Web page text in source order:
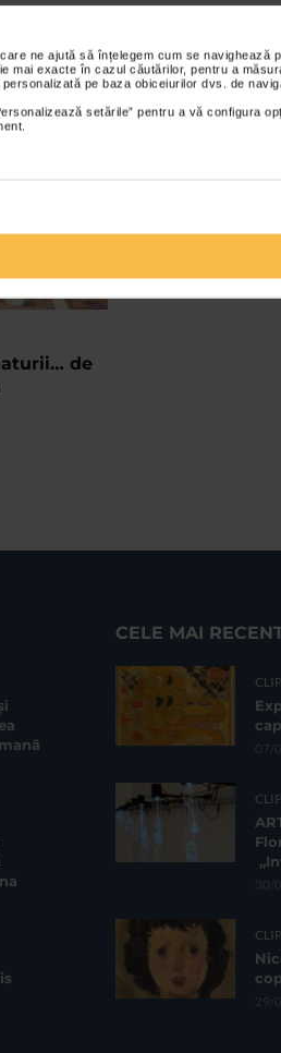
ne ajută să înțelegem cum se navighează
mai exacte în cazul căutărilor, pentru a
pe baza obiceiurilor dvs. de
setările” pentru a vă configura
al
de
CELE MAI
30/
29/